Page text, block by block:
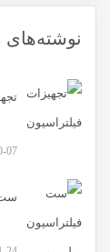
نوشته‌های
07
ست